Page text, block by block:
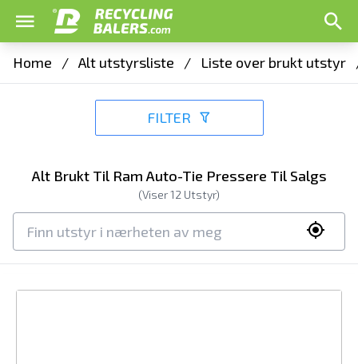
Home / Alt utstyrsliste / Liste over brukt utstyr
FILTER
Alt Brukt Til Ram Auto-Tie Pressere Til Salgs
(Viser12 Utstyr)